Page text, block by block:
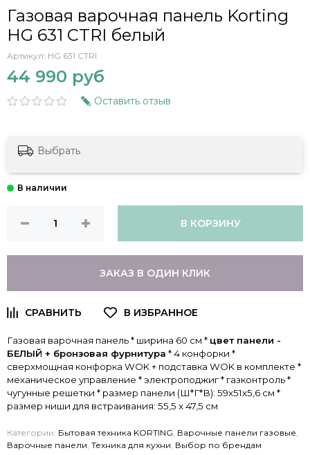
Газовая варочная панель Korting
HG 631 CTRI белый
Артикул: HG 631 CTRI
44 990 руб
Оставить отзыв
Выбрать
В КОРЗИНУ
ЗАКАЗ В ОДИН КЛИК
Газовая варочная панель * ширина 60 см * цвет панели -
БЕЛЫЙ + бронзовая фурнитура * 4 конфорки *
сверхмощная конфорка WOK + подставка WOK в комплекте *
механическое управление * электроподжиг * газконтроль *
чугунные решетки * размер панели (Ш*Г*В): 59х51х5,6 см *
размер ниши для встраивания: 55,5 x 47,5 см
Категории: Бытовая техника KORTING, Варочные панели газовые,
Варочные панели, Техника для кухни, Выбор по брендам